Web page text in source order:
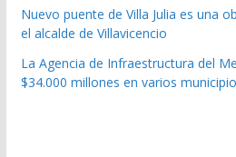
Nuevo puente de Villa Julia es una
el alcalde de Villavicencio
La Agencia de Infraestructura del
$34.000 millones en varios